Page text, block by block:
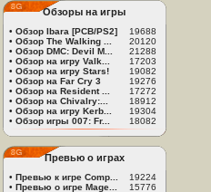
Обзоры на игры
• Обзор Ibara [PCB/PS2]
19688
• Обзор The Walking ...
20120
• Обзор DMC: Devil M...
21288
• Обзор на игру Valk...
17203
• Обзор на игру Stars!
19082
• Обзор на Far Cry 3
19276
• Обзор на Resident ...
17272
• Обзор на Chivalry:...
18912
• Обзор на игру Kerb...
19304
• Обзор игры 007: Fr... 18082
Превью о играх
• Превью к игре Comp...
19224
• Превью о игре Mage...
15776